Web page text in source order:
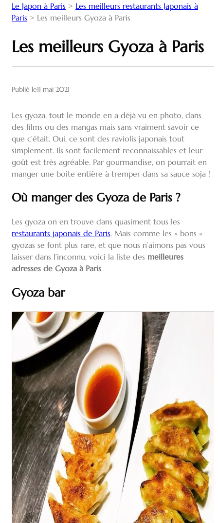
Le Japon à Paris > Les meilleurs restaurants Japonais à
Paris > Les meilleurs Gyoza à Paris
Les meilleurs Gyoza à Paris
Publié le11 mai 2021
Les gyoza, tout le monde en a déjà vu en photo, dans
des films ou des mangas mais sans vraiment savoir ce
que c’était. Oui, ce sont des raviolis japonais tout
simplement. Ils sont facilement reconnaissables et leur
goût est très agréable. Par gourmandise, on pourrait en
manger une boite entière à tremper dans sa sauce soja !
Où manger des Gyoza de Paris ?
Les gyoza on en trouve dans quasiment tous les
restaurants japonais de Paris. Mais comme les « bons »
gyozas se font plus rare, et que nous n’aimons pas vous
laisser dans l’inconnu, voici la liste des meilleures
adresses de Gyoza à Paris.
Gyoza bar